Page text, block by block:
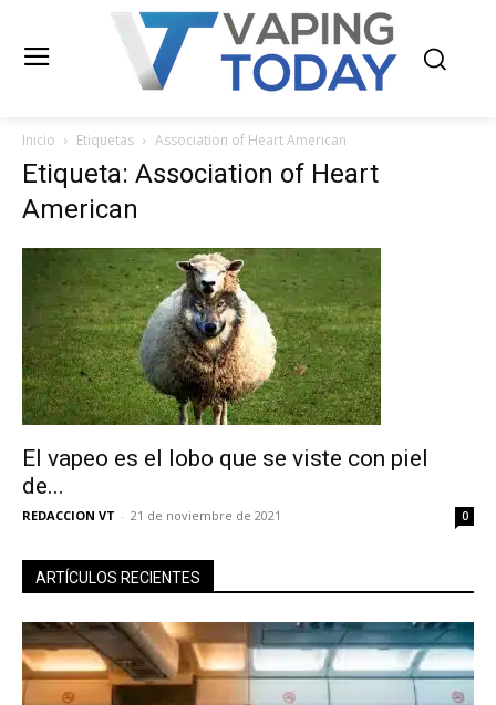
Inicio Etiquetas Association of Heart American
Etiqueta: Association of Heart
American
El vapeo es el lobo que se viste con piel
de...
REDACCION VT - 21 de noviembre de 2021 0
ARTÍCULOS RECIENTES